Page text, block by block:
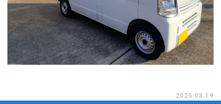
2025.03.19